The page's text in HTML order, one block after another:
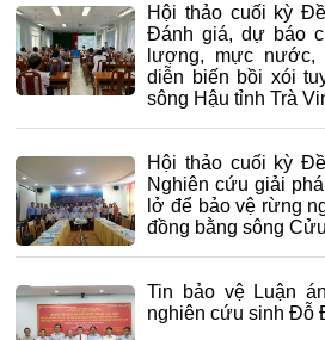
Hội thảo cuối kỳ
Đánh giá, dự báo
lượng, mực
diễn biến bồi xói
sông Hậu tỉnh Trà
Hội thảo cuối kỳ
Nghiên cứu giải
lở để bảo vệ rừng
đồng bằng sông
Tin bảo vệ Luận
nghiên cứu sinh Đỗ